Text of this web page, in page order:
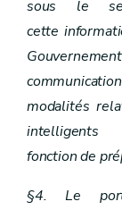
sous le
cette
modalités
fonction de
§4. Le